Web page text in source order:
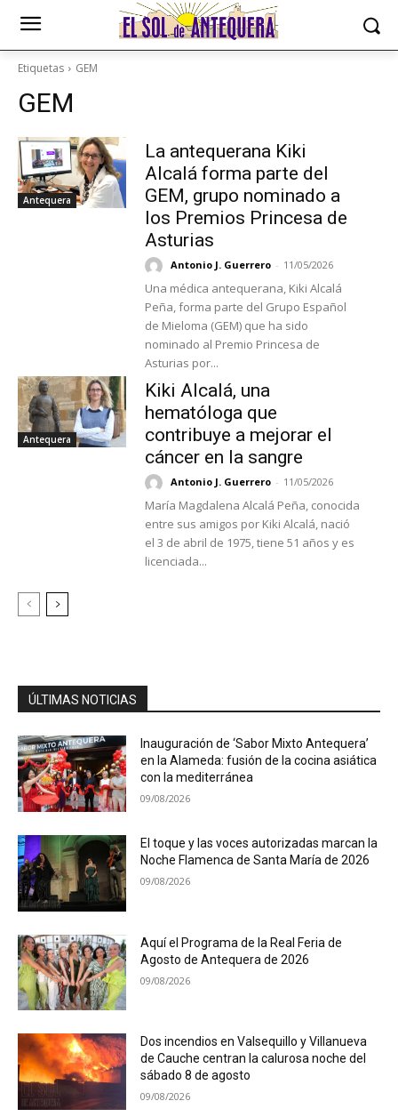
Etiquetas GEM
GEM
Antequera
La antequerana Kiki
Alcalá forma parte del
GEM, grupo nominado a
los Premios Princesa de
Asturias
Antonio J. Guerrero - 11/05/2026
Una médica antequerana, Kiki Alcalá
Peña, forma parte del Grupo Español
de Mieloma (GEM) que ha sido
nominado al Premio Princesa de
Asturias por...
Antequera
Kiki Alcalá, una
hematóloga que
contribuye a mejorar el
cáncer en la sangre
Antonio J. Guerrero - 11/05/2026
María Magdalena Alcalá Peña, conocida
entre sus amigos por Kiki Alcalá, nació
el 3 de abril de 1975, tiene 51 años y es
licenciada...
ÚLTIMAS NOTICIAS
Inauguración de ‘Sabor Mixto Antequera’
en la Alameda: fusión de la cocina asiática
con la mediterránea
09/08/2026
El toque y las voces autorizadas marcan la
Noche Flamenca de Santa María de 2026
09/08/2026
Aquí el Programa de la Real Feria de
Agosto de Antequera de 2026
09/08/2026
Dos incendios en Valsequillo y Villanueva
de Cauche centran la calurosa noche del
sábado 8 de agosto
09/08/2026